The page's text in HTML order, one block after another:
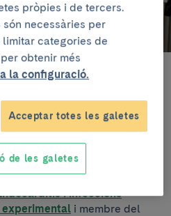
749 persones (5,7% de la cohort)
l’1 de març i el 15 de desembre
pel Dr. Josep Maria Miró,
infeccioses de
líder del grup
i infeccions
i membre del
pròpies i de tercers.
necessàries per
limitar categories de
obtenir més
la configuració.
Acceptar totes les galetes
de les galetes